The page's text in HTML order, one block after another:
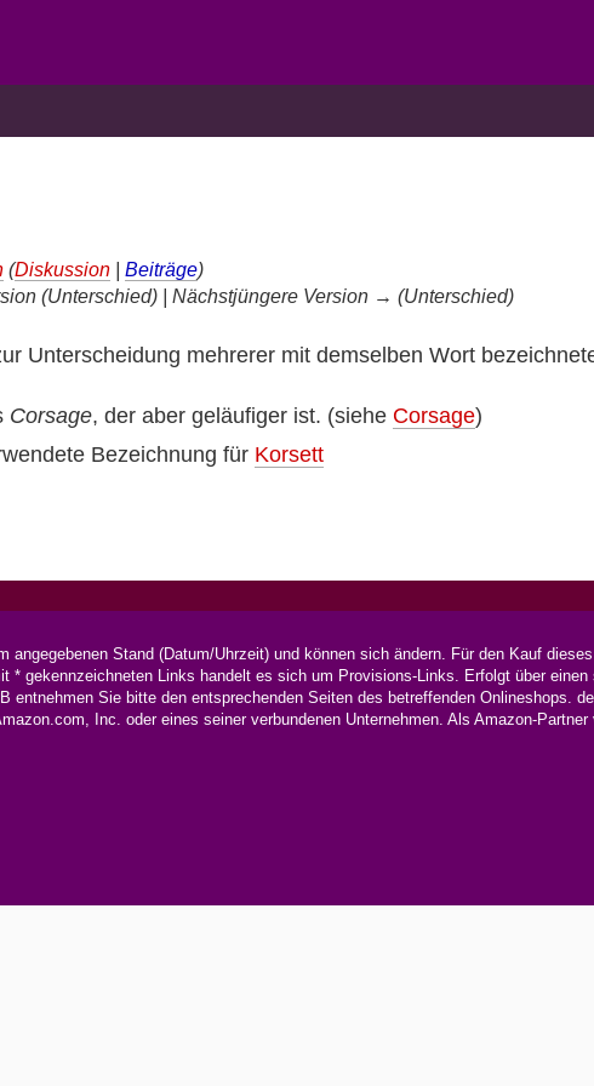
(Diskussion| Beiträge)
(Unterschied) | Nächstjüngere Version → (Unterschied)
Unterscheidung mehrerer mit demselben Wort
Corsage, der aber geläufiger ist. (siehe Corsage)
Bezeichnung für Korsett
Stand (Datum/Uhrzeit) und können sich ändern. Für den Kauf
gekennzeichneten Links handelt es sich um Provisions-Links. Erfolgt über
entnehmen Sie bitte den entsprechenden Seiten des betreffenden Onlineshops.
Inc. oder eines seiner verbundenen Unternehmen. Als Amazon-